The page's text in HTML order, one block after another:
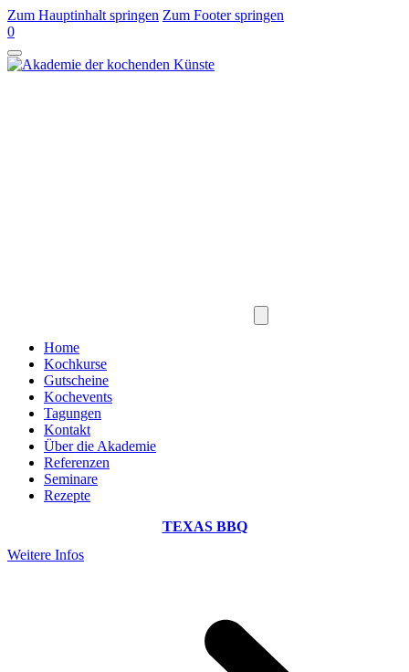
Zum Hauptinhalt springen Zum Footer springen
0
Home
Kochkurse
Gutscheine
Kochevents
Tagungen
Kontakt
Über die Akademie
Referenzen
Seminare
Rezepte
TEXAS BBQ
Weitere Infos